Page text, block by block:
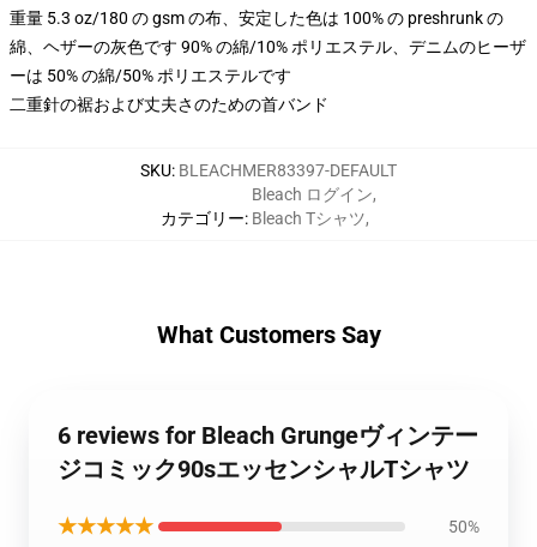
重量 5.3 oz/180 の gsm の布、安定した色は 100% の preshrunk の
綿、ヘザーの灰色です 90% の綿/10% ポリエステル、デニムのヒーザ
ーは 50% の綿/50% ポリエステルです
二重針の裾および丈夫さのための首バンド
SKU: BLEACHMER83397-DEFAULT
カテゴリー:
Bleach ログイン,
Bleach Tシャツ,
What Customers Say
6 reviews for Bleach Grungeヴィンテー
ジコミック90sエッセンシャルTシャツ
★★★★★ 50%